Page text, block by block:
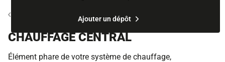
Ajouter un dépôt
page
Radiateur et système de chauffage
CHAUFFAGE CENTRAL
Élément phare de votre système de chauffage,